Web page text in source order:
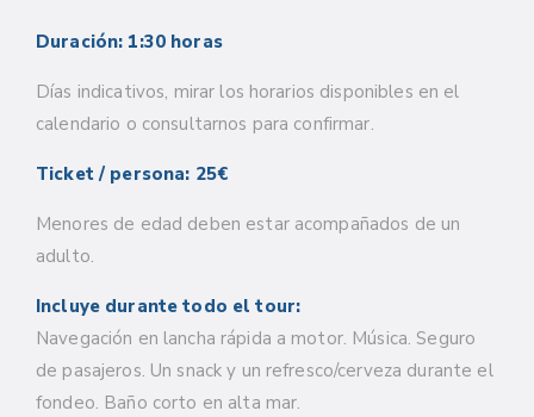
Duración: 1:30 horas
Días indicativos, mirar los horarios disponibles en el
calendario o consultarnos para confirmar.
Ticket / persona: 25€
Menores de edad deben estar acompañados de un
adulto.
Incluye durante todo el tour:
Navegación en lancha rápida a motor. Música. Seguro
de pasajeros. Un snack y un refresco/cerveza durante el
fondeo. Baño corto en alta mar.